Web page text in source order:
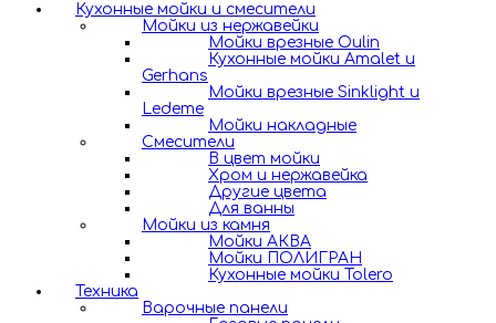
Кухонные мойки и смесители
Мойки из нержавейки
Мойки врезные Oulin
Кухонные мойки Amalet и
Gerhans
Мойки врезные Sinklight и
Ledeme
Мойки накладные
Смесители
В цвет мойки
Хром и нержавейка
Другие цвета
Для ванны
Мойки из камня
Мойки АКВА
Мойки ПОЛИГРАН
Кухонные мойки Tolero
Техника
Варочные панели